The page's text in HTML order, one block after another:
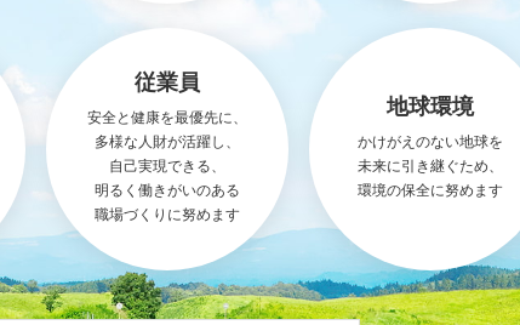
従業員
安全と健康を最優先に、
多様な人財が活躍し、
自己実現できる、
明るく働きがいのある
職場づくりに努めます
地球環境
かけがえのない地球を
未来に引き継ぐため、
環境の保全に努めます